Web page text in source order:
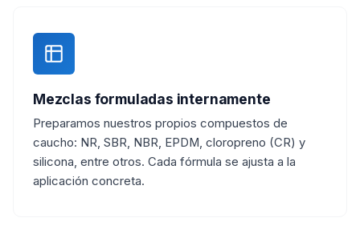
Mezclas formuladas internamente
Preparamos nuestros propios compuestos de
caucho: NR, SBR, NBR, EPDM, cloropreno (CR) y
silicona, entre otros. Cada fórmula se ajusta a la
aplicación concreta.